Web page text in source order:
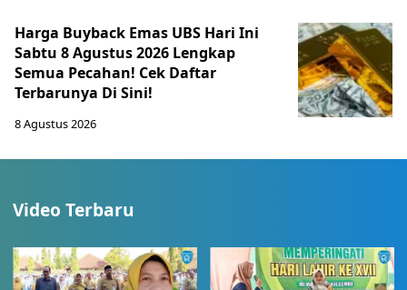
Harga Buyback Emas UBS Hari Ini
Sabtu 8 Agustus 2026 Lengkap
Semua Pecahan! Cek Daftar
Terbarunya Di Sini!
8 Agustus 2026
Video Terbaru